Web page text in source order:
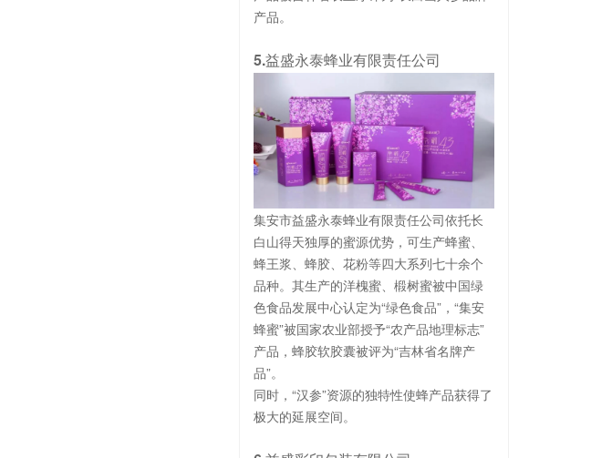
产品。
5.益盛永泰蜂业有限责任公司
集安市益盛永泰蜂业有限责任公司依托长
白山得天独厚的蜜源优势，可生产蜂蜜、
蜂王浆、蜂胶、花粉等四大系列七十余个
品种。其生产的洋槐蜜、椴树蜜被中国绿
色食品发展中心认定为“绿色食品”，“集安
蜂蜜”被国家农业部授予“农产品地理标志”
产品，蜂胶软胶囊被评为“吉林省名牌产
品”。
同时，“汉参”资源的独特性使蜂产品获得了
极大的延展空间。